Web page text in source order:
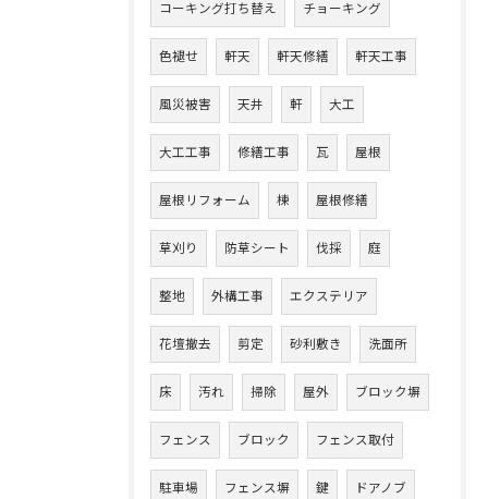
コーキング打ち替え チョーキング
色褪せ 軒天 軒天修繕 軒天工事
風災被害 天井 軒 大工
大工工事 修繕工事 瓦 屋根
屋根リフォーム 棟 屋根修繕
草刈り 防草シート 伐採 庭
整地 外構工事 エクステリア
花壇撤去 剪定 砂利敷き 洗面所
床 汚れ 掃除 屋外 ブロック塀
フェンス ブロック フェンス取付
駐車場 フェンス塀 鍵 ドアノブ